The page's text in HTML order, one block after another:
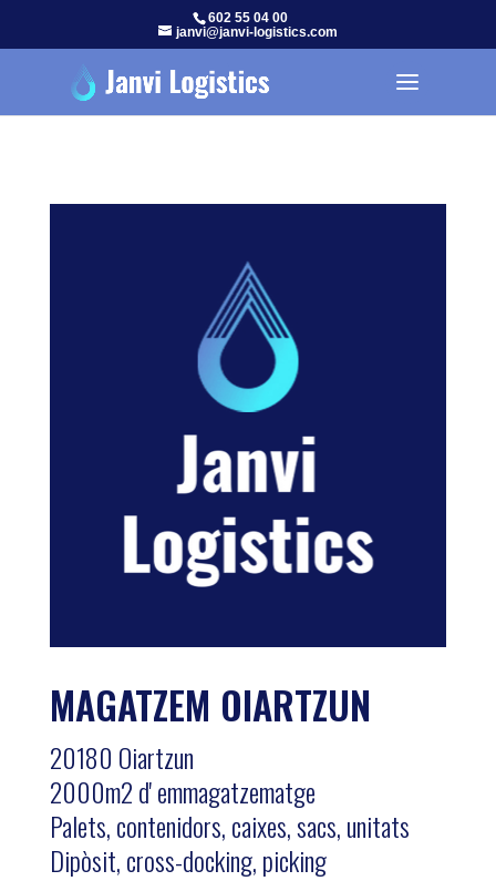
602 55 04 00
janvi@janvi-logistics.com
MAGATZEM OIARTZUN
20180 Oiartzun
2000m2 d' emmagatzematge
Palets, contenidors, caixes, sacs, unitats
Dipòsit, cross-docking, picking